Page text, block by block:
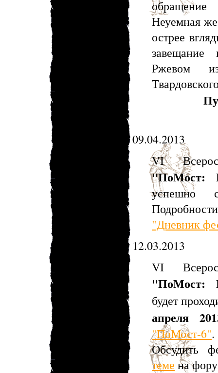
Неуемная
острее
завещание
Ржевом
09.04.2013
VI
"ПоМост:
успешно
"Дневник
12.03.2013
VI
"ПоМост:
будет
апреля
"ПоМост-6".
Обсудить
теме на